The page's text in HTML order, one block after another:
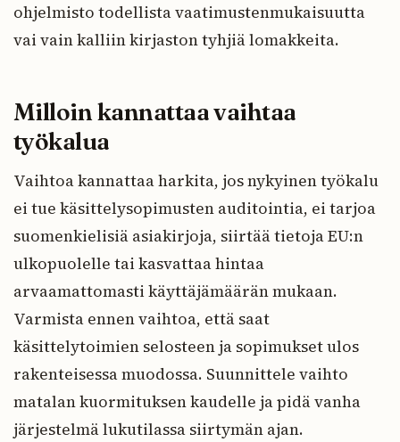
ohjelmisto todellista vaatimustenmukaisuutta
vai vain kalliin kirjaston tyhjiä lomakkeita.
Milloin kannattaa vaihtaa
työkalua
Vaihtoa kannattaa harkita, jos nykyinen työkalu
ei tue käsittelysopimusten auditointia, ei tarjoa
suomenkielisiä asiakirjoja, siirtää tietoja EU:n
ulkopuolelle tai kasvattaa hintaa
arvaamattomasti käyttäjämäärän mukaan.
Varmista ennen vaihtoa, että saat
käsittelytoimien selosteen ja sopimukset ulos
rakenteisessa muodossa. Suunnittele vaihto
matalan kuormituksen kaudelle ja pidä vanha
järjestelmä lukutilassa siirtymän ajan.